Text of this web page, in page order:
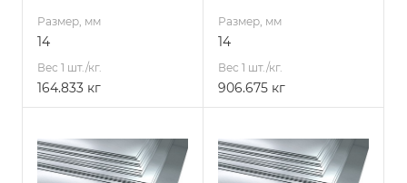
Размер, мм
14
Вес 1 шт./кг.
164.833 кг
Размер, мм
14
Вес 1 шт./кг.
906.675 кг